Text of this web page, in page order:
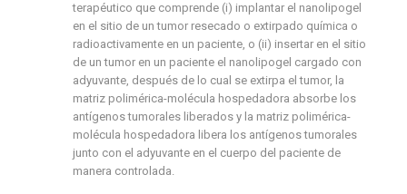
terapéutico que comprende (i) implantar el nanolipogel
en el sitio de un tumor resecado o extirpado química o
radioactivamente en un paciente, o (ii) insertar en el sitio
de un tumor en un paciente el nanolipogel cargado con
adyuvante, después de lo cual se extirpa el tumor, la
matriz polimérica-molécula hospedadora absorbe los
antígenos tumorales liberados y la matriz polimérica-
molécula hospedadora libera los antígenos tumorales
junto con el adyuvante en el cuerpo del paciente de
manera controlada.